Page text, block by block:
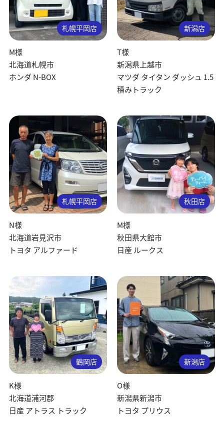
札幌平岡店
M様
北海道札幌市
ホンダ N-BOX
新潟店
T様
新潟県上越市
マツダ タイタン ダッシュ 1.5
積みトラック
札幌平岡店
N様
北海道岩見沢市
トヨタ アルファード
秋田店
M様
秋田県大館市
日産 ルークス
鶴岡店
K様
北海道浦河郡
日産 アトラス トラック
新潟店
O様
新潟県新潟市
トヨタ プリウス